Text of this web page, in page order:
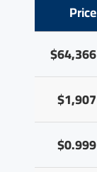
Price
$64,366
$1,907
$0.999